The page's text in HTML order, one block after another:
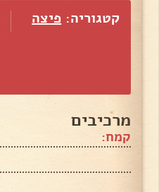
קטגוריה: פיצה
מרכיבים
קמח: